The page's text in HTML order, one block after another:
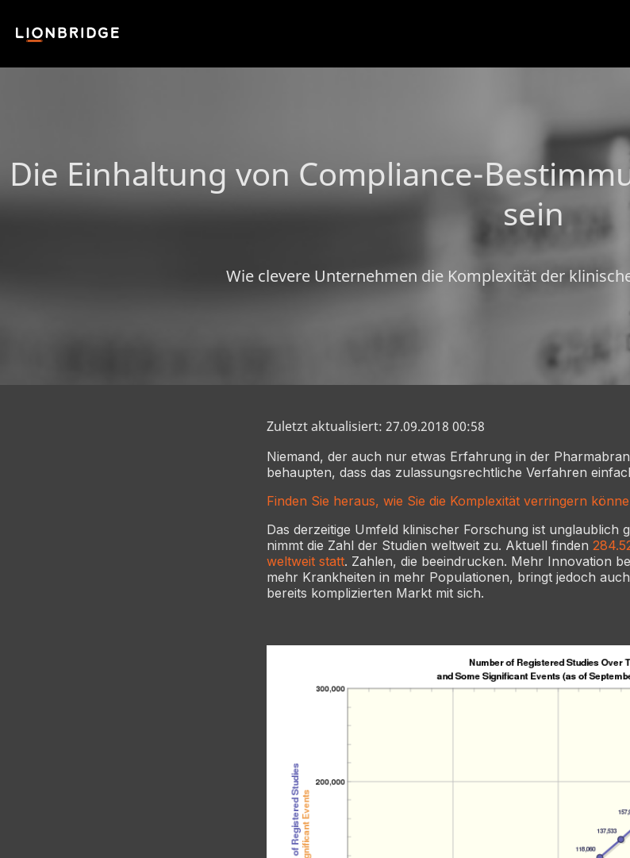
Die Einhaltung von Compliance-
sein
Wie clevere Unternehmen die Komplexität der
Zuletzt aktualisiert: 27.09.2018 00:58
Niemand, der auch nur etwas Erfahrung in der
behaupten, dass das zulassungsrechtliche Verfahren
Finden Sie heraus, wie Sie die Komplexität verringern
Das derzeitige Umfeld klinischer Forschung ist
nimmt die Zahl der Studien weltweit zu. Aktuell finden
weltweit statt. Zahlen, die beeindrucken. Mehr Innovation
mehr Krankheiten in mehr Populationen, bringt jedoch
bereits komplizierten Markt mit sich.